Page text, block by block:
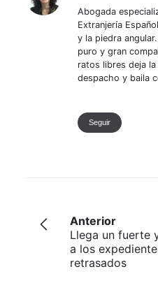
Abogada
Extranjería
y la piedra
puro y gran
ratos libres deja
despacho y baila
Seguir
Anterior
Llega un fuerte
a los
retrasados